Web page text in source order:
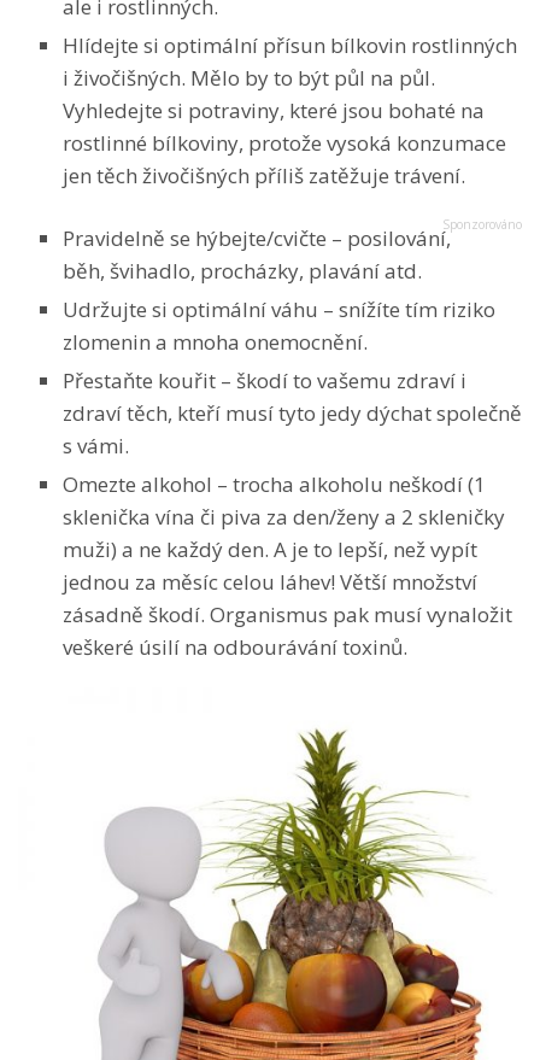
ale i rostlinných.
Hlídejte si optimální přísun bílkovin rostlinných
i živočišných. Mělo by to být půl na půl.
Vyhledejte si potraviny, které jsou bohaté na
rostlinné bílkoviny, protože vysoká konzumace
jen těch živočišných příliš zatěžuje trávení.
Pravidelně se hýbejte/cvičte – posilování,
běh, švihadlo, procházky, plavání atd.
Udržujte si optimální váhu – snížíte tím riziko
zlomenin a mnoha onemocnění.
Přestaňte kouřit – škodí to vašemu zdraví i
zdraví těch, kteří musí tyto jedy dýchat společně
s vámi.
Omezte alkohol – trocha alkoholu neškodí (1
sklenička vína či piva za den/ženy a 2 skleničky
muži) a ne každý den. A je to lepší, než vypít
jednou za měsíc celou láhev! Větší množství
zásadně škodí. Organismus pak musí vynaložit
veškeré úsilí na odbourávání toxinů.